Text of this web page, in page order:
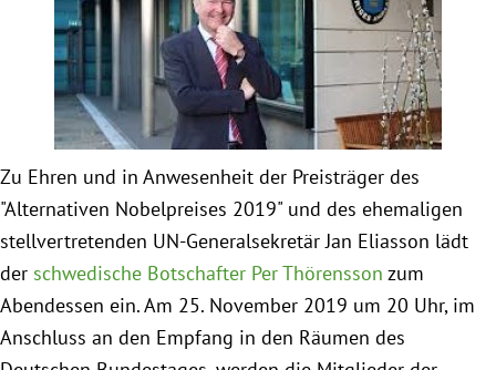
Obfrau im Ausschuss für Menschenrechte und
humanitäre Hilfe
Mein Abstimmungsverhalten
Ämter, Funktionen und Einkünfte
Besuch in Berlin
Praktikum
Zu Ehren und in Anwesenheit der Preisträger des
"Alternativen Nobelpreises 2019" und des ehemaligen
stellvertretenden UN-Generalsekretär Jan Eliasson lädt
der schwedische Botschafter Per Thörensson zum
Abendessen ein. Am 25. November 2019 um 20 Uhr, im
Anschluss an den Empfang in den Räumen des